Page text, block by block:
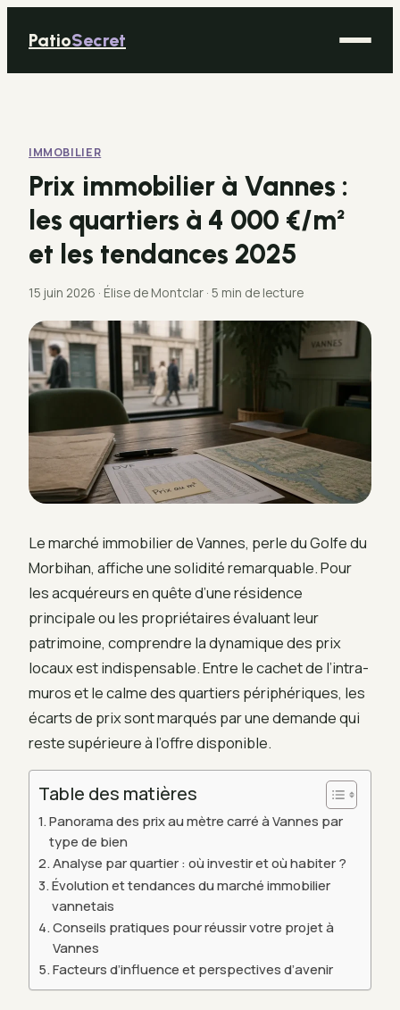
PatioSecret
Bricolage
Déco
Immobilier
Jardinage
IMMOBILIER
Prix immobilier à Vannes :
les quartiers à 4 000 €/m²
et les tendances 2025
15 juin 2026 · Élise de Montclar · 5 min de lecture
Le marché immobilier de Vannes, perle du Golfe du
Morbihan, affiche une solidité remarquable. Pour
les acquéreurs en quête d’une résidence
principale ou les propriétaires évaluant leur
patrimoine, comprendre la dynamique des prix
locaux est indispensable. Entre le cachet de l’intra-
muros et le calme des quartiers périphériques, les
écarts de prix sont marqués par une demande qui
reste supérieure à l’offre disponible.
Table des matières
Panorama des prix au mètre carré à Vannes par
type de bien
Analyse par quartier : où investir et où habiter ?
Évolution et tendances du marché immobilier
vannetais
Conseils pratiques pour réussir votre projet à
Vannes
Facteurs d’influence et perspectives d’avenir